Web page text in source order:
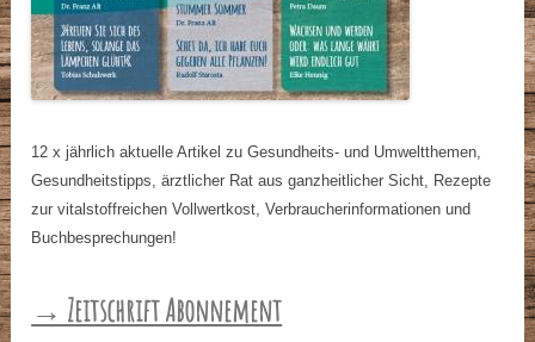
12 x jährlich aktuelle Artikel zu Gesundheits- und Umweltthemen,
Gesundheitstipps, ärztlicher Rat aus ganzheitlicher Sicht, Rezepte
zur vitalstoffreichen Vollwertkost, Verbraucherinformationen und
Buchbesprechungen!
→ Zeitschrift Abonnement